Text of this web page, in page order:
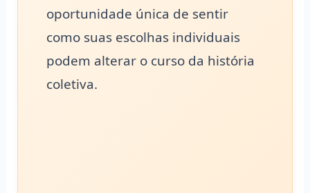
oportunidade única de sentir
como suas escolhas individuais
podem alterar o curso da história
coletiva.